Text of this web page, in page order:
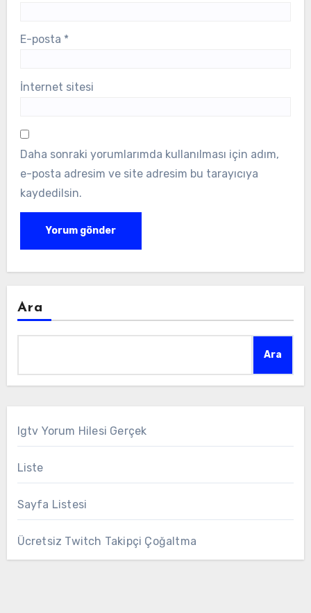
E-posta *
İnternet sitesi
Daha sonraki yorumlarımda kullanılması için adım,
e-posta adresim ve site adresim bu tarayıcıya
kaydedilsin.
Ara
Ara
Igtv Yorum Hilesi Gerçek
Liste
Sayfa Listesi
Ücretsiz Twitch Takipçi Çoğaltma